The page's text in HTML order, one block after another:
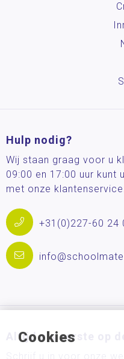
Cookies
Hulp nodig?
Wij staan graag voor u
09:00 en 17:00 uur
met onze
+31(0)227-60 24
Altijd als eerste op